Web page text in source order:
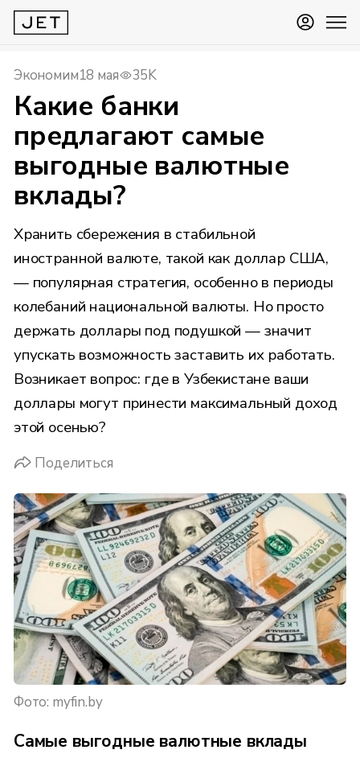
Экономим18 мая 35K
Какие банки
предлагают самые
выгодные валютные
вклады?
Хранить сбережения в стабильной
иностранной валюте, такой как доллар США,
— популярная стратегия, особенно в периоды
колебаний национальной валюты. Но просто
держать доллары под подушкой — значит
упускать возможность заставить их работать.
Возникает вопрос: где в Узбекистане ваши
доллары могут принести максимальный доход
этой осенью?
Поделиться
Фото: myfin.by
Cамые выгодные валютные вклады